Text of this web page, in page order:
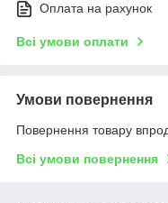
Оплата на рахунок
Всі умови оплати
Умови повернення
Повернення товару
Всі умови повернення